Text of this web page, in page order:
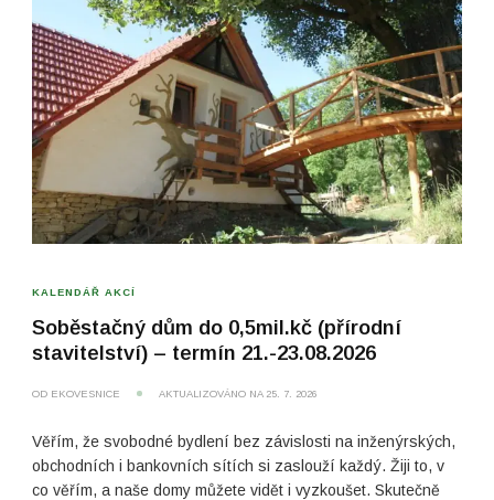
KALENDÁŘ AKCÍ
Soběstačný dům do 0,5mil.kč (přírodní
stavitelství) – termín 21.-23.08.2026
OD EKOVESNICE AKTUALIZOVÁNO NA 25. 7. 2026
Věřím, že svobodné bydlení bez závislosti na inženýrských,
obchodních i bankovních sítích si zaslouží každý. Žiji to, v
co věřím, a naše domy můžete vidět i vyzkoušet. Skutečně